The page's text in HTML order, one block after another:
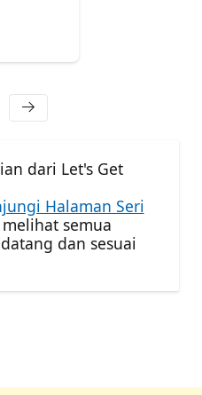
dari Let's Get
Halaman Seri
semua
dan sesuai